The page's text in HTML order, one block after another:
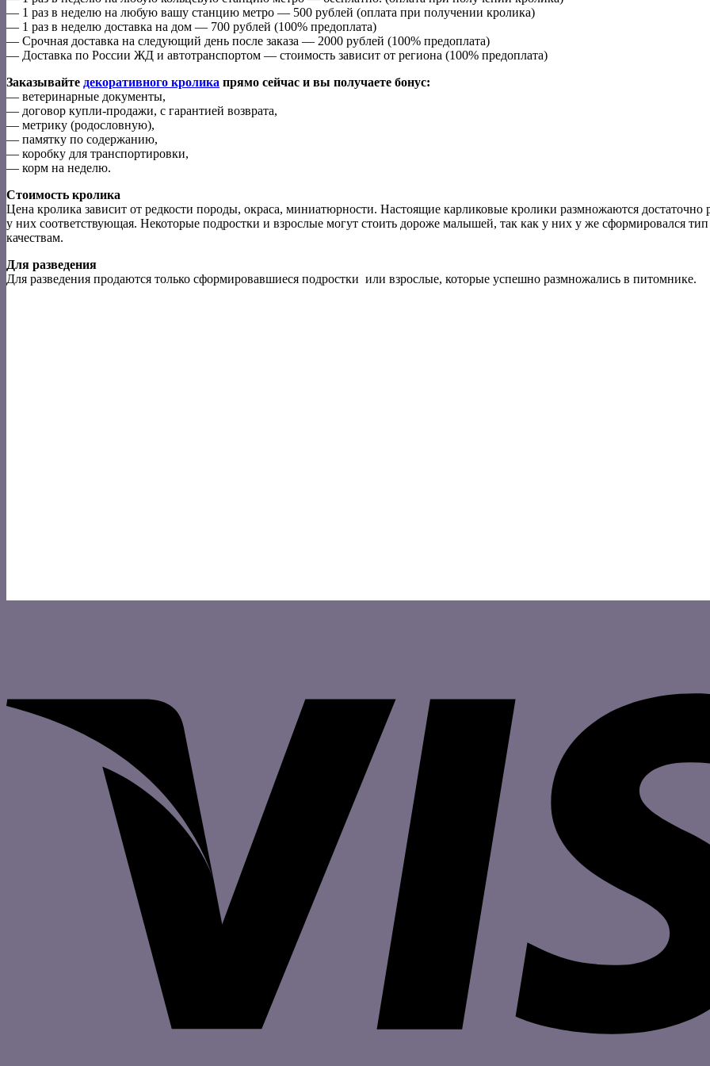
— 1 раз в неделю на любую вашу станцию метро — 500 рублей (оплата при получении кролика)
— 1 раз в неделю доставка на дом — 700 рублей (100% предоплата)
— Срочная доставка на следующий день после заказа — 2000 рублей (100% предоплата)
— Доставка по России ЖД и автотранспортом — стоимость зависит от региона (100% предоплата)
Заказывайте декоративного кролика прямо сейчас и вы получаете бонус:
— ветеринарные документы,
— договор купли-продажи, с гарантией возврата,
— метрику (родословную),
— памятку по содержанию,
— коробку для транспортировки,
— корм на неделю.
Стоимость кролика
Цена кролика зависит от редкости породы, окраса, миниатюрности. Настоящие карликовые кролики размножаются достаточно
у них соответствующая. Некоторые подростки и взрослые могут стоить дороже малышей, так как у них у же сформировался
качествам.
Для разведения
Для разведения продаются только сформировавшиеся подростки или взрослые, которые успешно размножались в питомнике.